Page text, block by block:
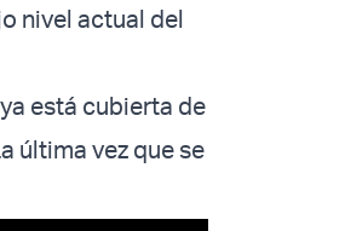
nivel actual del
está cubierta de
última vez que se